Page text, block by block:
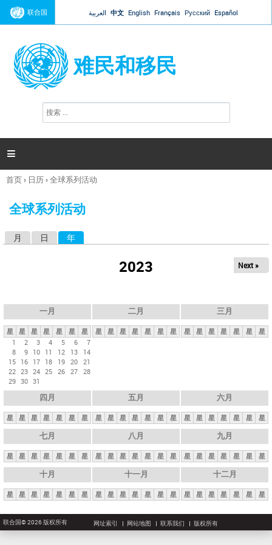
Jump to navigation
联合国 العربية 中文 English Français Русский Español
难民和移民
搜
索

你
这
首页› 日历›全球系列活动
全球系列活动
月 日 年
2023 Next »
一月
星 星 星 星 星 星
星
1
2 3 4 5 6
7
8
9 10 11 12 13
14
15 16 17 18 19 20 21
22 23 24 25 26 27 28
29 30 31
二月
星 星 星 星 星 星 星
三月
星 星 星 星 星 星 星
四月
星 星 星 星 星 星 星
五月
星 星 星 星 星 星 星
六月
星 星 星 星 星 星 星
七月
星 星 星 星 星 星 星
八月
星 星 星 星 星 星 星
九月
星 星 星 星 星 星 星
十月
星 星 星 星 星 星 星
十一月
星 星 星 星 星 星 星
十二月
星 星 星 星 星 星 星
联合国© 2026 版权所有 网址索引 网站地图 联系我们 版权所有